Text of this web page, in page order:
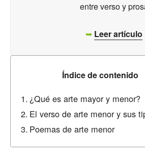
entre verso y
➥ Leer artículo
Índice de contenido
¿Qué es arte mayor y menor?
El verso de arte menor y sus
Poemas de arte menor